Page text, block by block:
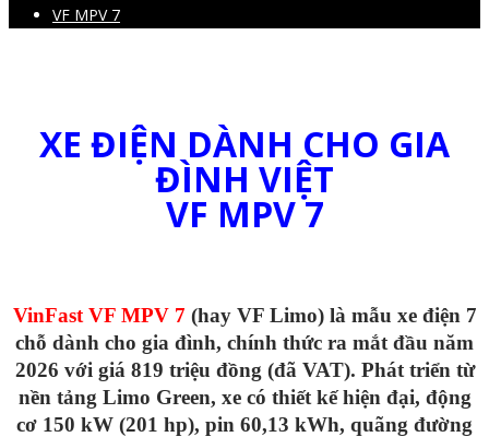
VF MPV 7
XE ĐIỆN DÀNH CHO GIA
ĐÌNH VIỆT
VF MPV 7
VinFast VF MPV 7 (hay VF Limo) là mẫu xe điện 7
chỗ dành cho gia đình, chính thức ra mắt đầu năm
2026 với giá 819 triệu đồng (đã VAT). Phát triển từ
nền tảng Limo Green, xe có thiết kế hiện đại, động
cơ 150 kW (201 hp), pin 60,13 kWh, quãng đường